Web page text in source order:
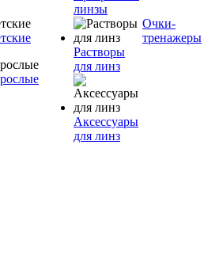
линзы
Растворы
для линз
Аксессуары
для линз
Очки-
тренажеры